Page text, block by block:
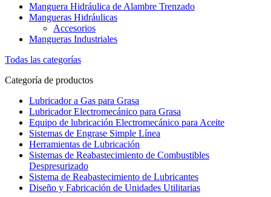
Manguera Hidráulica de Alambre Trenzado
Mangueras Hidráulicas
Accesorios
Mangueras Industriales
Todas las categorías
Categoría de productos
Lubricador a Gas para Grasa
Lubricador Electromecánico para Grasa
Equipo de lubricación Electromecánico para Aceite
Sistemas de Engrase Simple Línea
Herramientas de Lubricación
Sistemas de Reabastecimiento de Combustibles
Despresurizado
Sistema de Reabastecimiento de Lubricantes
Diseño y Fabricación de Unidades Utilitarias